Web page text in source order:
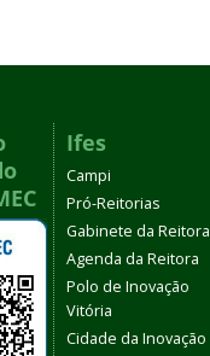
Ifes
Campi
Pró-Reitorias
Gabinete da Reitora
Agenda da Reitora
Polo de Inovação
Vitória
Cidade da Inovação